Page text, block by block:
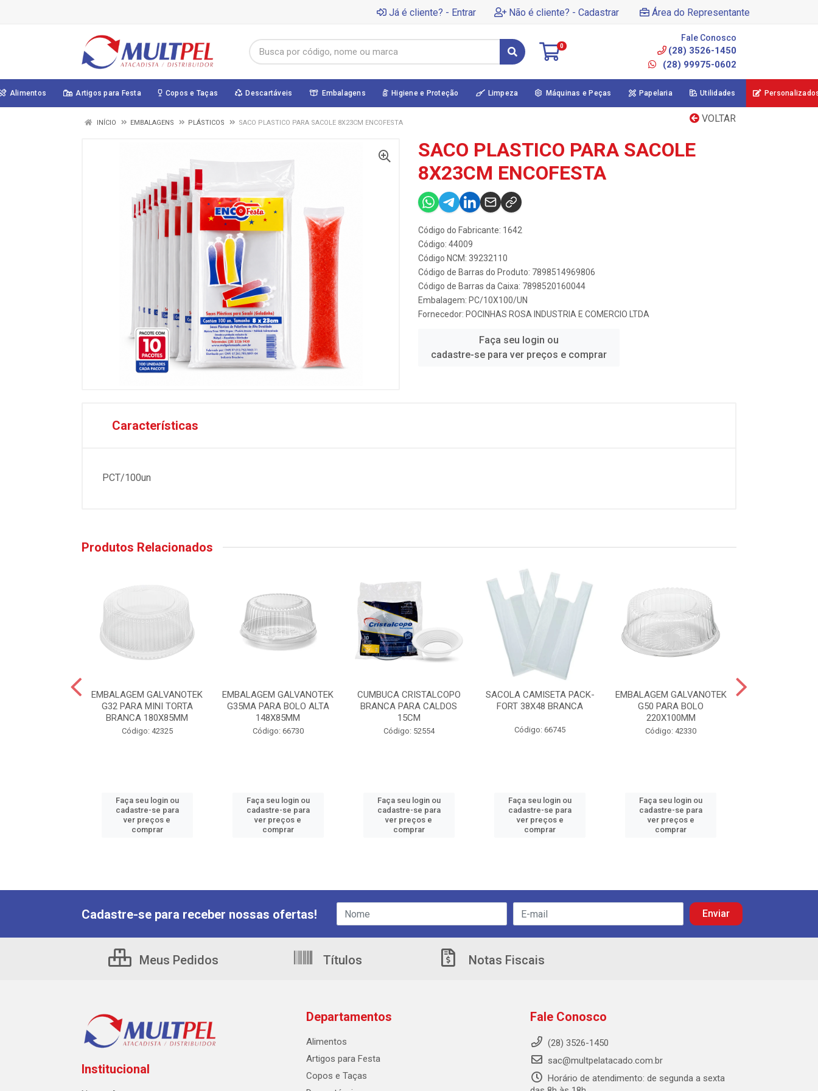
Já é cliente? - Entrar Não é cliente? - Cadastrar Área do Representante
0
Fale Conosco
(28) 3526-1450
(28) 99975-0602
Alimentos Artigos para Festa Copos e Taças Descartáveis Embalagens Higiene e Proteção Limpeza Máquinas e Peças Papelaria Utilidades
VOLTAR
INÍCIO EMBALAGENS PLÁSTICOS SACO PLASTICO PARA SACOLE 8X23CM ENCOFESTA
SACO PLASTICO PARA SACOLE
8X23CM ENCOFESTA
Código do Fabricante: 1642
Código: 44009
Código NCM: 39232110
Código de Barras do Produto: 7898514969806
Código de Barras da Caixa: 7898520160044
Embalagem: PC/10X100/UN
Fornecedor: POCINHAS ROSA INDUSTRIA E COMERCIO LTDA
Faça seu login ou
cadastre-se para ver preços e comprar
Características
PCT/100un
Produtos Relacionados
EMBALAGEM GALVANOTEK
G32 PARA MINI TORTA
BRANCA 180X85MM
Código: 42325
Faça seu login ou
cadastre-se para
ver preços e
comprar
EMBALAGEM GALVANOTEK
G35MA PARA BOLO ALTA
148X85MM
Código: 66730
Faça seu login ou
cadastre-se para
ver preços e
comprar
CUMBUCA CRISTALCOPO
BRANCA PARA CALDOS
15CM
Código: 52554
Faça seu login ou
cadastre-se para
ver preços e
comprar
SACOLA CAMISETA PACK-
FORT 38X48 BRANCA
Código: 66745
Faça seu login ou
cadastre-se para
ver preços e
comprar
EMBALAGEM GALVANOTEK
G50 PARA BOLO
220X100MM
Código: 42330
Faça seu login ou
cadastre-se para
ver preços e
comprar
Cadastre-se para receber nossas ofertas!
Meus Pedidos Títulos Notas Fiscais
Institucional
Departamentos
Alimentos
Artigos para Festa
Copos e Taças
Fale Conosco
(28) 3526-1450
sac@multpelatacado.com.br
Horário de atendimento: de segunda a sexta